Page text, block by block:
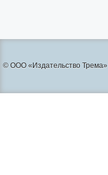
© ООО «Издательство Трема»